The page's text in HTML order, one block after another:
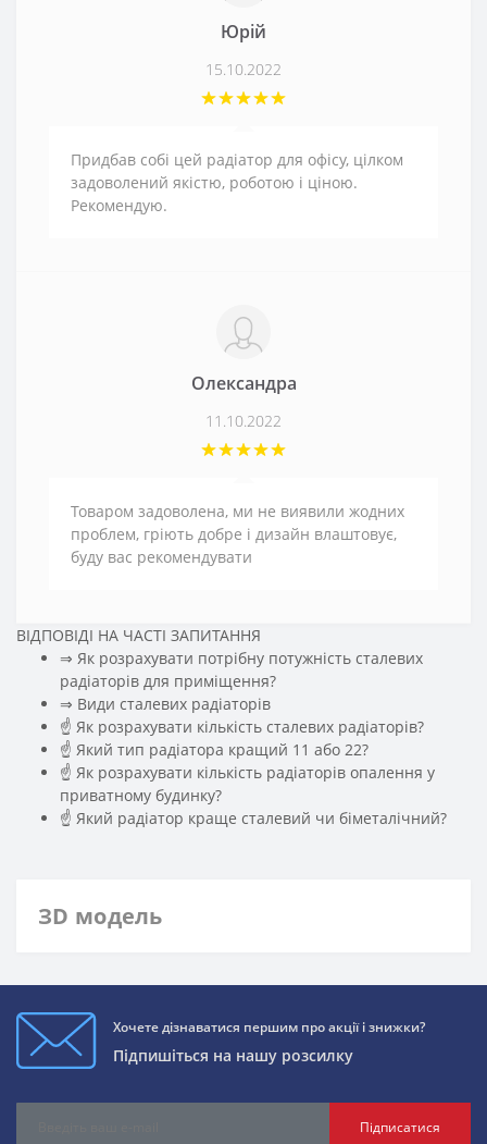
Юрій
15.10.2022
Придбав собі цей радіатор для офісу, цілком
задоволений якістю, роботою і ціною.
Рекомендую.
Олександра
11.10.2022
Товаром задоволена, ми не виявили жодних
проблем, гріють добре і дизайн влаштовує,
буду вас рекомендувати
ВІДПОВІДІ НА ЧАСТІ ЗАПИТАННЯ
⇒ Як розрахувати потрібну потужність сталевих
радіаторів для приміщення?
️⇒ Види сталевих радіаторів
☝ Як розрахувати кількість сталевих радіаторів?
☝ Який тип радіатора кращий 11 або 22?
☝ Як розрахувати кількість радіаторів опалення у
приватному будинку?
☝ Який радіатор краще сталевий чи біметалічний?
ЗD модель
Хочете дізнаватися першим про акції і знижки?
Підпишіться на нашу розсилку
Підписатися